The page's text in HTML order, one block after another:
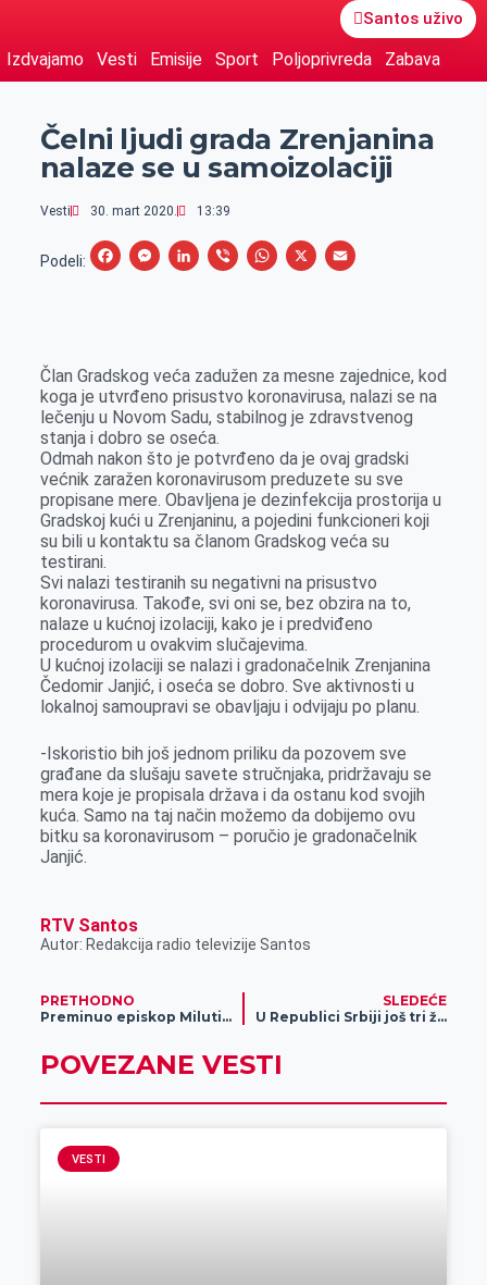
Santos uživo
Izdvajamo Vesti Emisije Sport Poljoprivreda Zabava
Čelni ljudi grada Zrenjanina
nalaze se u samoizolaciji
Vesti 30. mart 2020. 13:39
Podeli:
F
b
o
o
k
M
e
n
g
e
L
e
d
I
n
V
r
W
s
A
p
X
E
l
Član Gradskog veća zadužen za mesne zajednice, kod
koga je utvrđeno prisustvo koronavirusa, nalazi se na
lečenju u Novom Sadu, stabilnog je zdravstvenog
stanja i dobro se oseća.
Odmah nakon što je potvrđeno da je ovaj gradski
većnik zaražen koronavirusom preduzete su sve
propisane mere. Obavljena je dezinfekcija prostorija u
Gradskoj kući u Zrenjaninu, a pojedini funkcioneri koji
su bili u kontaktu sa članom Gradskog veća su
testirani.
Svi nalazi testiranih su negativni na prisustvo
koronavirusa. Takođe, svi oni se, bez obzira na to,
nalaze u kućnoj izolaciji, kako je i predviđeno
procedurom u ovakvim slučajevima.
U kućnoj izolaciji se nalazi i gradonačelnik Zrenjanina
Čedomir Janjić, i oseća se dobro. Sve aktivnosti u
lokalnoj samoupravi se obavljaju i odvijaju po planu.
-Iskoristio bih još jednom priliku da pozovem sve
građane da slušaju savete stručnjaka, pridržavaju se
mera koje je propisala država i da ostanu kod svojih
kuća. Samo na taj način možemo da dobijemo ovu
bitku sa koronavirusom – poručio je gradonačelnik
Janjić.
RTV Santos
Autor: Redakcija radio televizije Santos
PRETHODNO
Preminuo episkop Milutin koji je bio zaražen koronavirusom
SLEDEĆE
U Republici Srbiji još tri žrtve koronavirusa
POVEZANE VESTI
VESTI